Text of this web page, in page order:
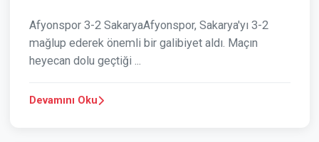
Afyonspor 3-2 SakaryaAfyonspor, Sakarya'yı 3-2
mağlup ederek önemli bir galibiyet aldı. Maçın
heyecan dolu geçtiği ...
Devamını Oku